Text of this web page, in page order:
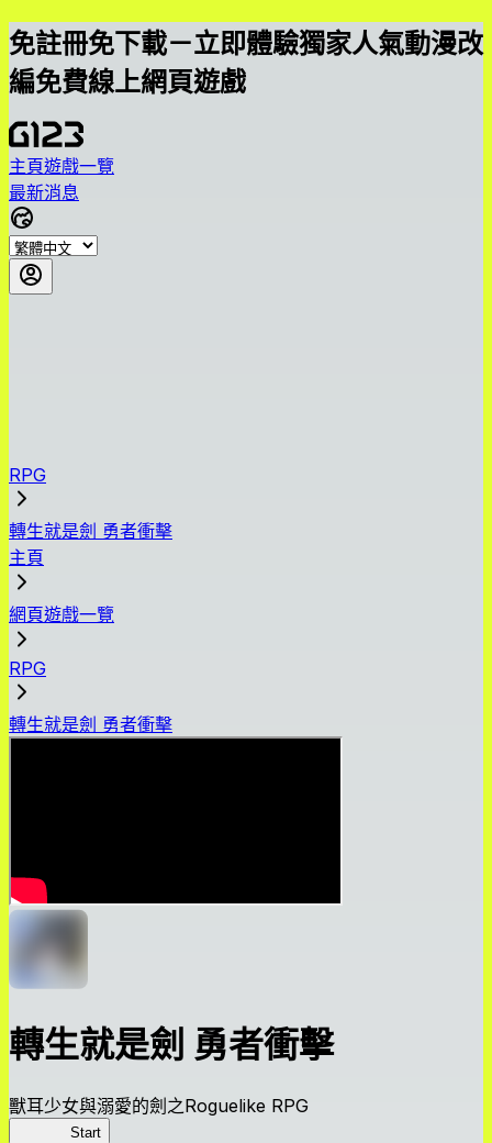
免註冊免下載－立即體驗獨家人氣動漫改
編免費線上網頁遊戲
主頁遊戲一覽
最新消息
RPG
轉生就是劍 勇者衝擊
主頁
網頁遊戲一覽
RPG
轉生就是劍 勇者衝擊
轉生就是劍 勇者衝擊
獸耳少女與溺愛的劍之Roguelike RPG
Start